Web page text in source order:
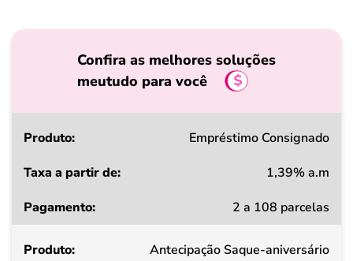
Confira as melhores soluções
meutudo para você
Produto
a
de
Empréstimo Consignado
1,39% a.m
2 a 108 parcelas
Antecipação Saque-aniversário